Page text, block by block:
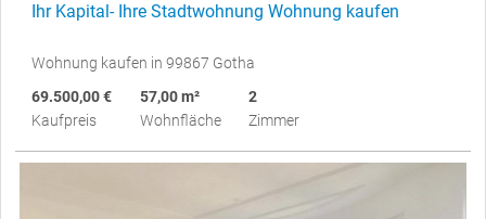
Ihr Kapital- Ihre Stadtwohnung Wohnung kaufen
Wohnung kaufen in 99867 Gotha
69.500,00 €
Kaufpreis
57,00 m²
Wohnfläche
2
Zimmer